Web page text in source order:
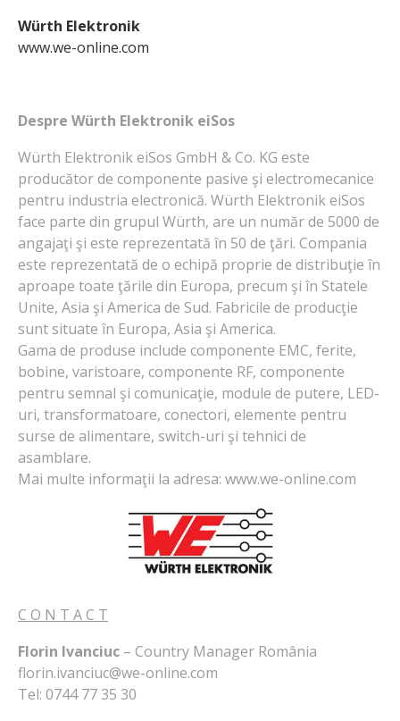
Würth Elektronik
www.we-online.com
Despre Würth Elektronik eiSos
Würth Elektronik eiSos GmbH & Co. KG este
producător de componente pasive şi electromecanice
pentru industria electronică. Würth Elektronik eiSos
face parte din grupul Würth, are un număr de 5000 de
angajaţi şi este reprezentată în 50 de ţări. Compania
este reprezentată de o echipă proprie de distribuţie în
aproape toate ţările din Europa, precum şi în Statele
Unite, Asia şi America de Sud. Fabricile de producţie
sunt situate în Europa, Asia şi America.
Gama de produse include componente EMC, ferite,
bobine, varistoare, componente RF, componente
pentru semnal şi comunicaţie, module de putere, LED-
uri, transformatoare, conectori, elemente pentru
surse de alimentare, switch-uri şi tehnici de
asamblare.
Mai multe informaţii la adresa: www.we-online.com
C O N T A C T
Florin Ivanciuc – Country Manager România
florin.ivanciuc@we-online.com
Tel: 0744 77 35 30